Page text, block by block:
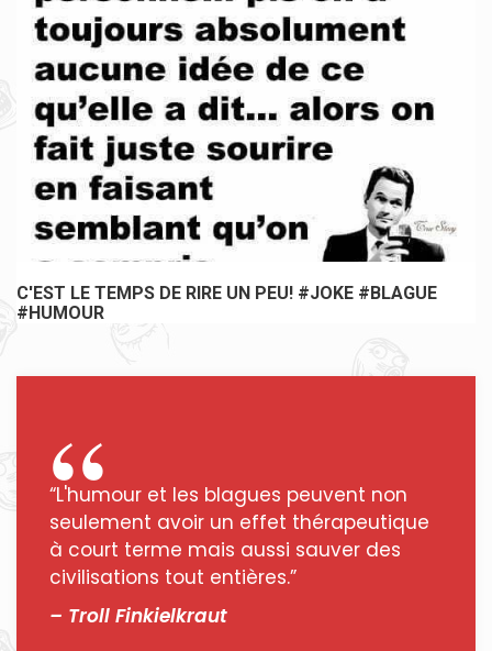
C'EST LE TEMPS DE RIRE UN PEU! #JOKE #BLAGUE
#HUMOUR
“L'humour et les blagues peuvent non
seulement avoir un effet thérapeutique
à court terme mais aussi sauver des
civilisations tout entières.”
– Troll Finkielkraut